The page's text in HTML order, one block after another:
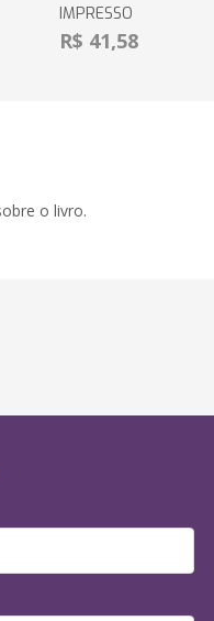
IMPRESSO
R$ 41,58
o livro.